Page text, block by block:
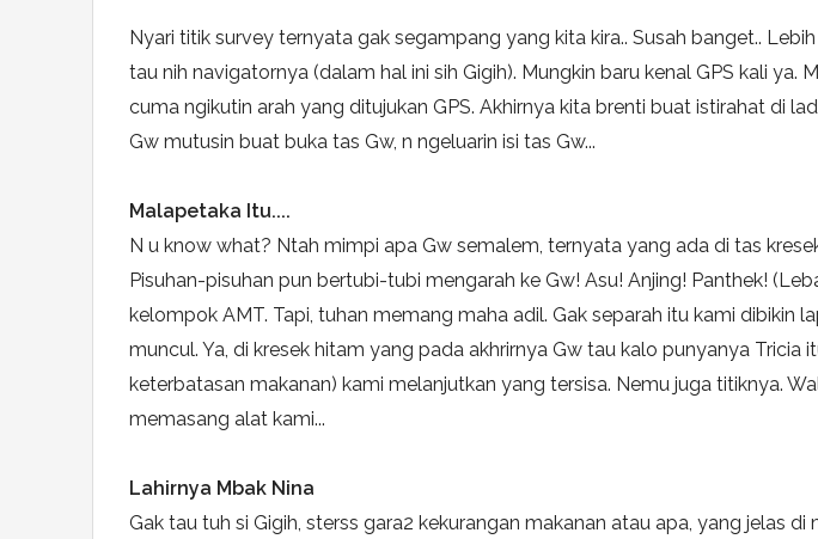
Nyari titik survey ternyata gak segampang yang kita kira.. Susah banget..
tau nih navigatornya (dalam hal ini sih Gigih). Mungkin baru kenal GPS kali
cuma ngikutin arah yang ditujukan GPS. Akhirnya kita brenti buat istirahat di
Gw mutusin buat buka tas Gw, n ngeluarin isi tas Gw...
Malapetaka Itu....
N u know what? Ntah mimpi apa Gw semalem, ternyata yang ada di tas
Pisuhan-pisuhan pun bertubi-tubi mengarah ke Gw! Asu! Anjing! Panthek!
kelompok AMT. Tapi, tuhan memang maha adil. Gak separah itu kami dibikin
muncul. Ya, di kresek hitam yang pada akhrirnya Gw tau kalo punyanya
keterbatasan makanan) kami melanjutkan yang tersisa. Nemu juga titiknya.
memasang alat kami...
Lahirnya Mbak Nina
Gak tau tuh si Gigih, sterss gara2 kekurangan makanan atau apa, yang jelas